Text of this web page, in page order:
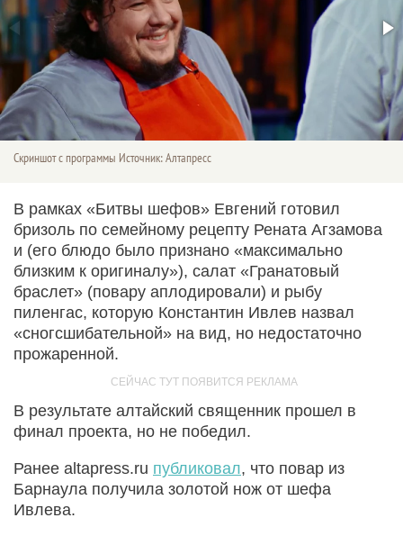
Скриншот с программы Источник: Алтапресс
В рамках «Битвы шефов» Евгений готовил
бризоль по семейному рецепту Рената Агзамова
и (его блюдо было признано «максимально
близким к оригиналу»), салат «Гранатовый
браслет» (повару аплодировали) и рыбу
пиленгас, которую Константин Ивлев назвал
«сногсшибательной» на вид, но недостаточно
прожаренной.
В результате алтайский священник прошел в
финал проекта, но не победил.
Ранее altapress.ru публиковал, что повар из
Барнаула получила золотой нож от шефа
Ивлева.